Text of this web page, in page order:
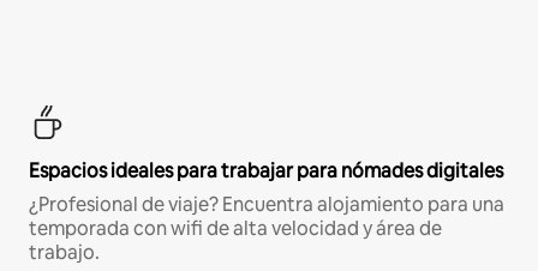
Espacios ideales para trabajar para nómades digitales
¿Profesional de viaje? Encuentra alojamiento para una
temporada con wifi de alta velocidad y área de
trabajo.